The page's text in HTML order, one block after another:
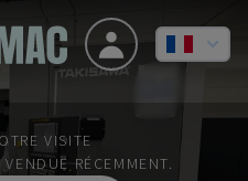
VISITE
RÉCEMMENT.